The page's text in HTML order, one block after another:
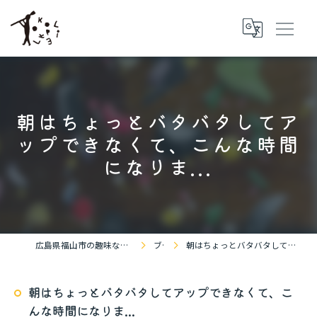
朝はちょっとバタバタしてア
ップできなくて、こんな時間
になりま...
広島県福山市の趣味ならBOULDERING SPACE KOKOPELLi ブログ 朝はちょっとバタバタしてアップできなくて、こんな時間になりま...
朝はちょっとバタバタしてアップできなくて、こ
んな時間になりま...